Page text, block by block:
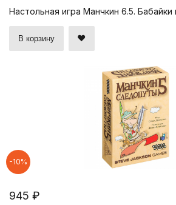
Настольная игра Манчкин 6.5. Бабайки
В корзину
-10%
945 ₽